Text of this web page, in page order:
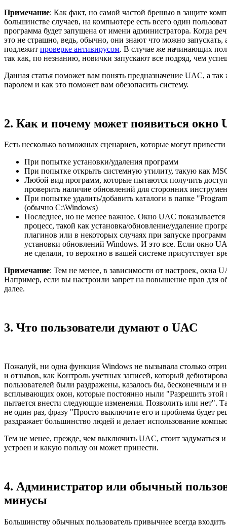
Примечание: Как факт, но самой частой брешью в защите
большинстве случаев, на компьютере есть всего один
программа будет запущена от имени администратора. Когда
это не страшно, ведь, обычно, они знают что можно запускать,
подлежит проверке антивирусом. В случае же начинающих
так как, по незнанию, новички запускают все подряд, чем
Данная статья поможет вам понять предназначение UAC, а
паролем и как это поможет вам обезопасить систему.
2. Как и почему может появиться окно
Есть несколько возможных сценариев, которые могут
При попытке установки/удаления программ
При попытке открыть системную утилиту, такую как
Любой вид программ, которые пытаются получить
проверить наличие обновлений для сторонних
При попытке удалить/добавить каталоги в папке
(обычно C:\Windows)
Последнее, но не менее важное. Окно UAC показывается
процесс, такой как установка/обновление/удаление
плагинов или в некоторых случаях при запуске
установки обновлений Windows. И это все. Если окно
не сделали, то вероятно в вашей системе присутствует
Примечание: Тем не менее, в зависимости от настроек, окна
Например, если вы настроили запрет на повышение прав для
далее.
3. Что пользователи думают о UAC
Пожалуй, ни одна функция Windows не вызывала столько
и отзывов, как Контроль учетных записей, который
пользователей были раздражены, казалось бы, бесконечным и
всплывающих окон, которые постоянно ныли "Разрешить
пытается внести следующие изменения. Позволить или нет".
не один раз, фразу "Просто выключите его и проблема будет
раздражает большинство людей и делает использование
Тем не менее, прежде, чем выключить UAC, стоит задуматься
устроен и какую пользу он может принести.
4. Администратор или обычный
минусы
Большинству обычных пользователь привычнее всегда